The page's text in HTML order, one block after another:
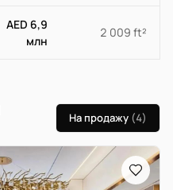
AED 6,9
млн
2 009 ft²
На продажу (4)